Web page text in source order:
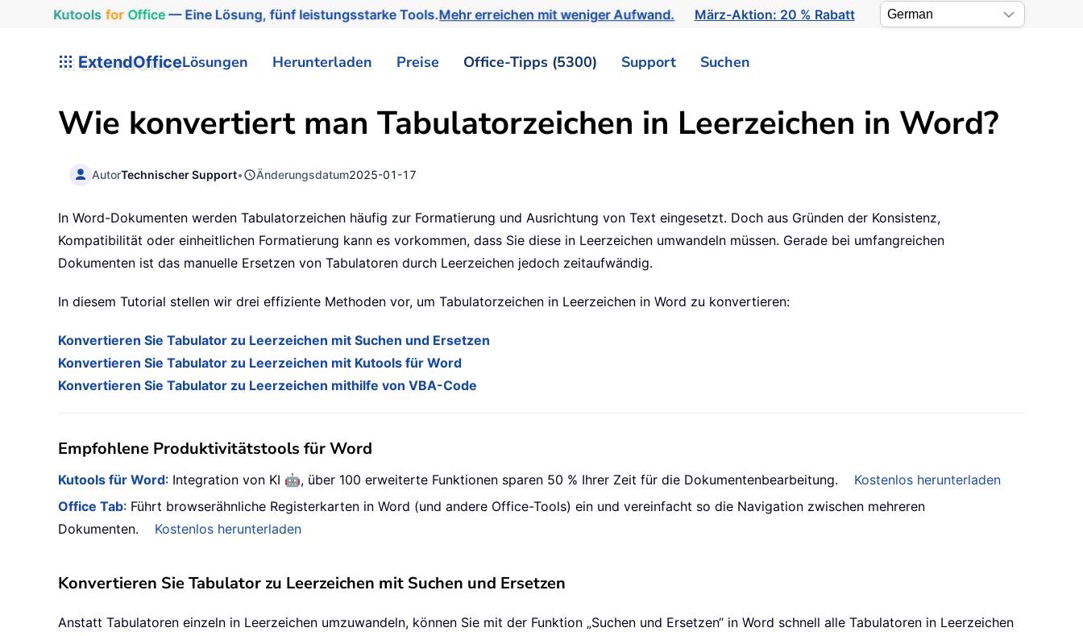
Kutools for Office— Eine Lösung, fünf leistungsstarke Tools.Mehr erreichen mit weniger Aufwand. März-Aktion: 20 % Rabatt
ExtendOfficeLösungen Herunterladen Preise Office-Tipps (5300) Support Suchen
Wie konvertiert man Tabulatorzeichen in Leerzeichen in Word?
AutorTechnischer Support• Änderungsdatum2025-01-17
In Word-Dokumenten werden Tabulatorzeichen häufig zur Formatierung und Ausrichtung von Text eingesetzt. Doch aus Gründen der Konsistenz,
Kompatibilität oder einheitlichen Formatierung kann es vorkommen, dass Sie diese in Leerzeichen umwandeln müssen. Gerade bei umfangreichen
Dokumenten ist das manuelle Ersetzen von Tabulatoren durch Leerzeichen jedoch zeitaufwändig.
In diesem Tutorial stellen wir drei effiziente Methoden vor, um Tabulatorzeichen in Leerzeichen in Word zu konvertieren:
Konvertieren Sie Tabulator zu Leerzeichen mit Suchen und Ersetzen
Konvertieren Sie Tabulator zu Leerzeichen mit Kutools für Word
Konvertieren Sie Tabulator zu Leerzeichen mithilfe von VBA-Code
Empfohlene Produktivitätstools für Word
Kutools für Word: Integration von KI 🤖, über 100 erweiterte Funktionen sparen 50 % Ihrer Zeit für die Dokumentenbearbeitung.
Kostenlos herunterladen
Office Tab: Führt browserähnliche Registerkarten in Word (und andere Office-Tools) ein und vereinfacht so die Navigation zwischen mehreren
Dokumenten.
Kostenlos herunterladen
Konvertieren Sie Tabulator zu Leerzeichen mit Suchen und Ersetzen
Anstatt Tabulatoren einzeln in Leerzeichen umzuwandeln, können Sie mit der Funktion „Suchen und Ersetzen“ in Word schnell alle Tabulatoren in Leerzeichen